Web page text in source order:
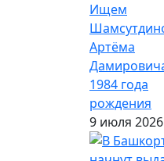
Ищем
Артёма
1984 года
рождения
9 июля 2026